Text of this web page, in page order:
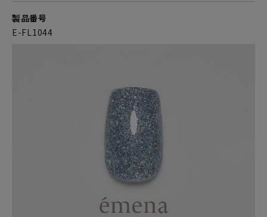
製品番号
E-FL1044